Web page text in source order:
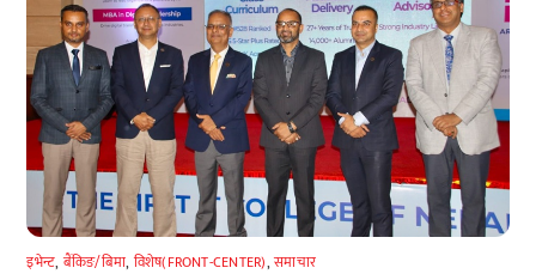
इभेन्ट, बैंकिङ/बिमा, विशेष(FRONT-CENTER),समाचार